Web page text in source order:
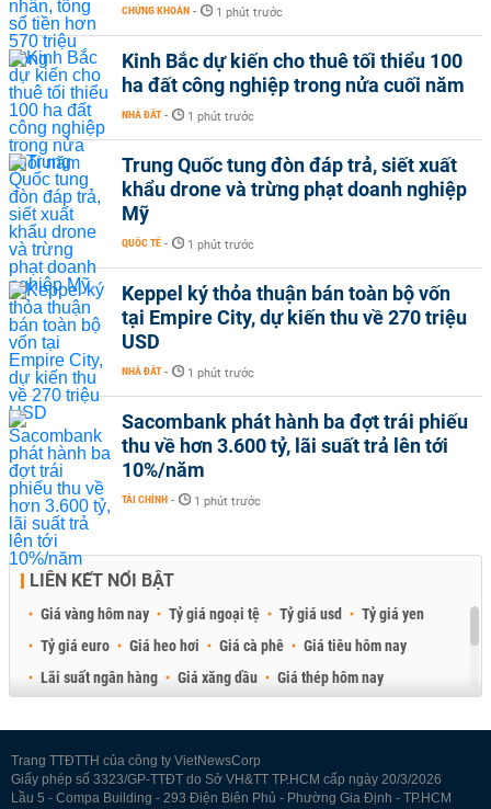
CHỨNG KHOÁN - 1 phút trước
Kinh Bắc dự kiến cho thuê tối thiểu 100
ha đất công nghiệp trong nửa cuối năm
NHÀ ĐẤT - 1 phút trước
Trung Quốc tung đòn đáp trả, siết xuất
khẩu drone và trừng phạt doanh nghiệp
Mỹ
QUỐC TẾ - 1 phút trước
Keppel ký thỏa thuận bán toàn bộ vốn
tại Empire City, dự kiến thu về 270 triệu
USD
NHÀ ĐẤT - 1 phút trước
Sacombank phát hành ba đợt trái phiếu
thu về hơn 3.600 tỷ, lãi suất trả lên tới
10%/năm
TÀI CHÍNH - 1 phút trước
LIÊN KẾT NỔI BẬT
Giá vàng hôm nay Tỷ giá ngoại tệ Tỷ giá usd
Tỷ giá yen
Tỷ giá euro
Giá heo hơi Giá cà phê
Giá tiêu hôm nay
Lãi suất ngân hàng
Giá xăng dầu
Giá thép hôm nay
Trang TTĐTTH của công ty VietNewsCorp
Giấy phép số 3323/GP-TTĐT do Sở VH&TT TP.HCM cấp ngày 20/3/2026
Lầu 5 - Compa Building - 293 Điện Biên Phủ - Phường Gia Định - TP.HCM